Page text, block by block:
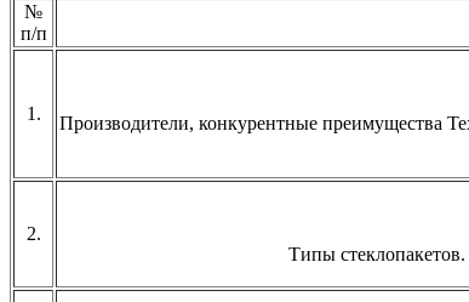
№
п/п
1.
Производители, конкурентные преимущества
2.
Типы